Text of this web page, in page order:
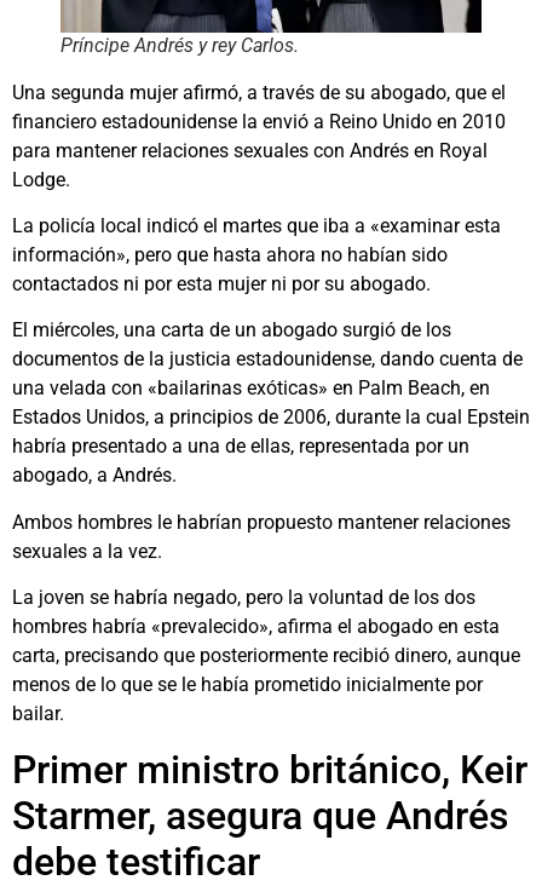
Príncipe Andrés y rey Carlos.
Una segunda mujer afirmó, a través de su abogado, que el
financiero estadounidense la envió a Reino Unido en 2010
para mantener relaciones sexuales con Andrés en Royal
Lodge.
La policía local indicó el martes que iba a «examinar esta
información», pero que hasta ahora no habían sido
contactados ni por esta mujer ni por su abogado.
El miércoles, una carta de un abogado surgió de los
documentos de la justicia estadounidense, dando cuenta de
una velada con «bailarinas exóticas» en Palm Beach, en
Estados Unidos, a principios de 2006, durante la cual Epstein
habría presentado a una de ellas, representada por un
abogado, a Andrés.
Ambos hombres le habrían propuesto mantener relaciones
sexuales a la vez.
La joven se habría negado, pero la voluntad de los dos
hombres habría «prevalecido», afirma el abogado en esta
carta, precisando que posteriormente recibió dinero, aunque
menos de lo que se le había prometido inicialmente por
bailar.
Primer ministro británico, Keir
Starmer, asegura que Andrés
debe testificar